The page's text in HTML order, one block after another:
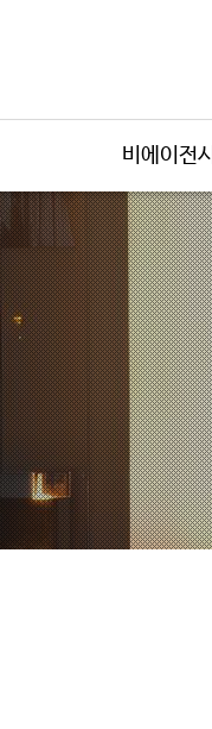
비에이전시